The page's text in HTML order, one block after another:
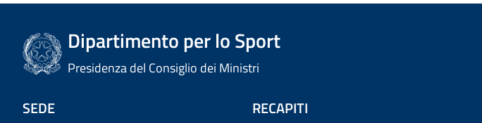
Dipartimento per lo Sport
Presidenza del Consiglio dei Ministri
SEDE RECAPITI